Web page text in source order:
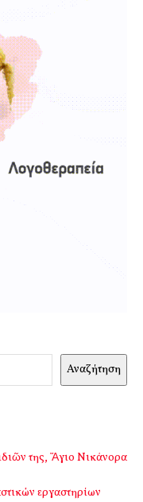
Αναζήτηση
της, Ἅγιο Νικάνορα
εργαστηρίων